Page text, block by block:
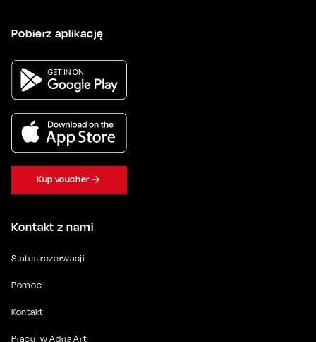
Kontakt z nami
Status rezerwacji
Pomoc
Kontakt
Pracuj w Adria Art
Pobierz aplikację
Kup voucher